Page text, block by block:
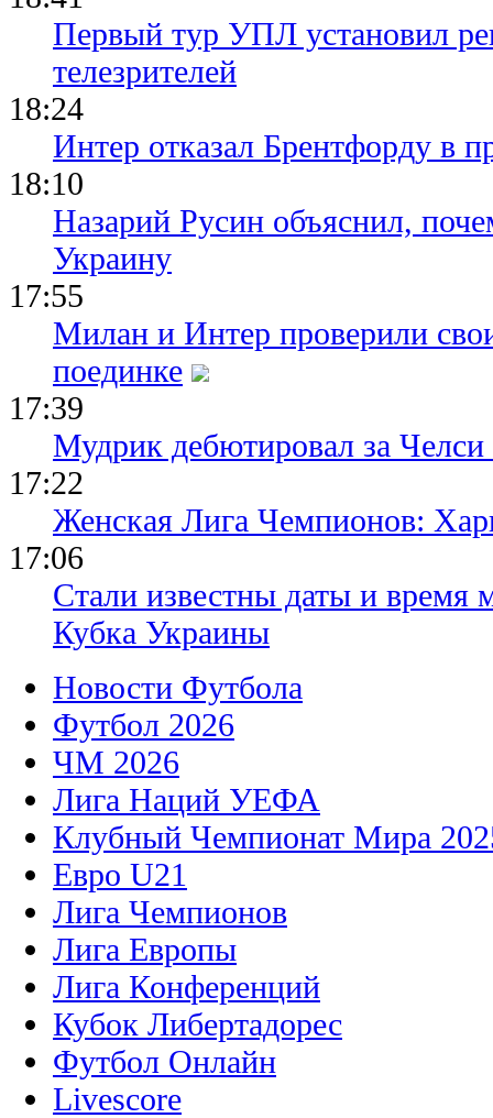
Первый тур УПЛ установил
телезрителей
18:24
Интер отказал Брентфорду в
18:10
Назарий Русин объяснил,
Украину
17:55
Милан и Интер проверили
поединке
17:39
Мудрик дебютировал за
17:22
Женская Лига Чемпионов:
17:06
Стали известны даты и время
Кубка Украины
Новости Футбола
Футбол 2026
ЧМ 2026
Лига Наций УЕФА
Клубный Чемпионат Мира
Евро U21
Лига Чемпионов
Лига Европы
Лига Конференций
Кубок Либертадорес
Футбол Онлайн
Livescore